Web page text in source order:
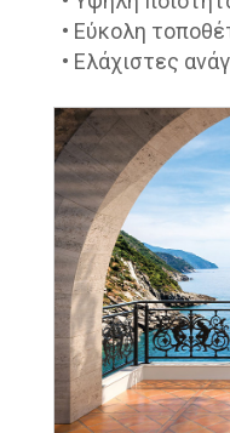
• Εύκολη
• Ελάχιστες